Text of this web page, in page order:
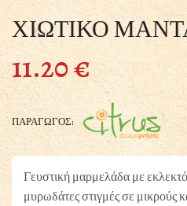
ΧΙΩΤΙΚΟ
11.20€
ΠΑΡΑΓΩΓΟΣ:
Γευστική μαρμελάδα με εκλεκτό
μυρωδάτες στιγμές σε μικρούς